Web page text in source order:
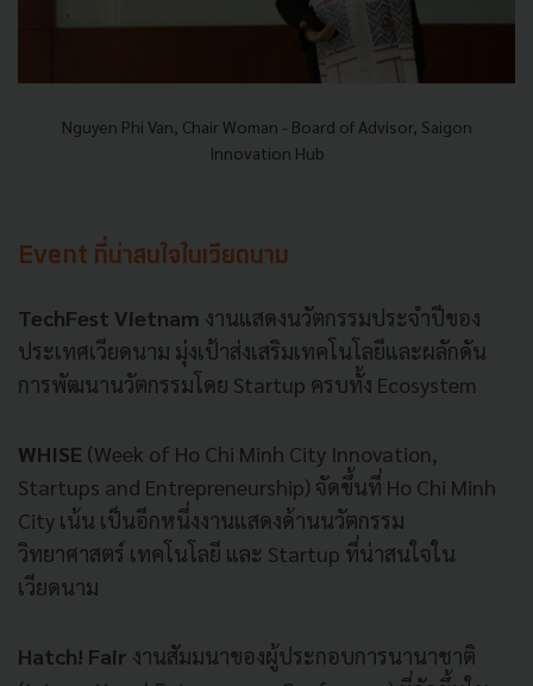
Nguyen Phi Van, Chair Woman - Board of Advisor, Saigon
Innovation Hub
Event ที่น่าสนใจในเวียดนาม
TechFest Vietnam งานแสดงนวัตกรรมประจำปีของ
ประเทศเวียดนาม มุ่งเป้าส่งเสริมเทคโนโลยีและผลักดัน
การพัฒนานวัตกรรมโดย Startup ครบทั้ง Ecosystem
WHISE (Week of Ho Chi Minh City Innovation,
Startups and Entrepreneurship) จัดขึ้นที่ Ho Chi Minh
City เน้น เป็นอีกหนึ่งงานแสดงด้านนวัตกรรม
วิทยาศาสตร์ เทคโนโลยี และ Startup ที่น่าสนใจใน
เวียดนาม
Hatch! Fair งานสัมมนาของผู้ประกอบการนานาชาติ